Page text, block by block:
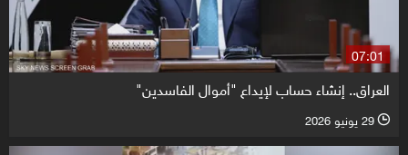
07:01
العراق.. إنشاء حساب لإيداع "أموال الفاسدين"
l 29 يونيو 2026